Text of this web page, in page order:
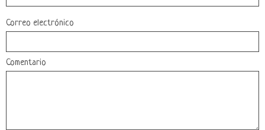
Correo electrónico
Comentario